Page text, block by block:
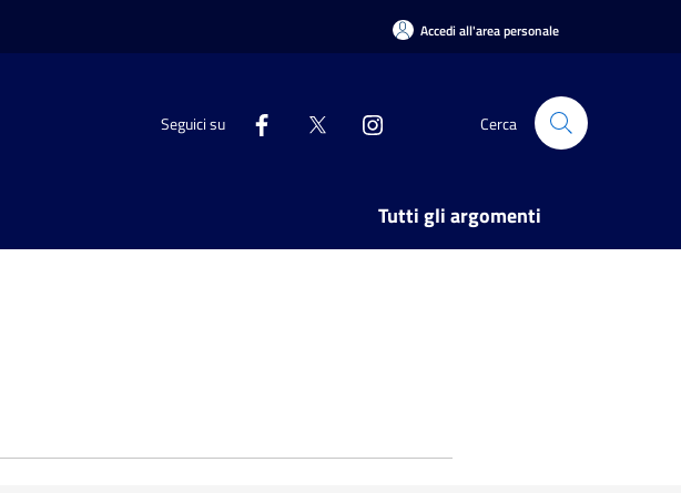
Accedi all'area personale
Seguici su Cerca
Tutti gli argomenti